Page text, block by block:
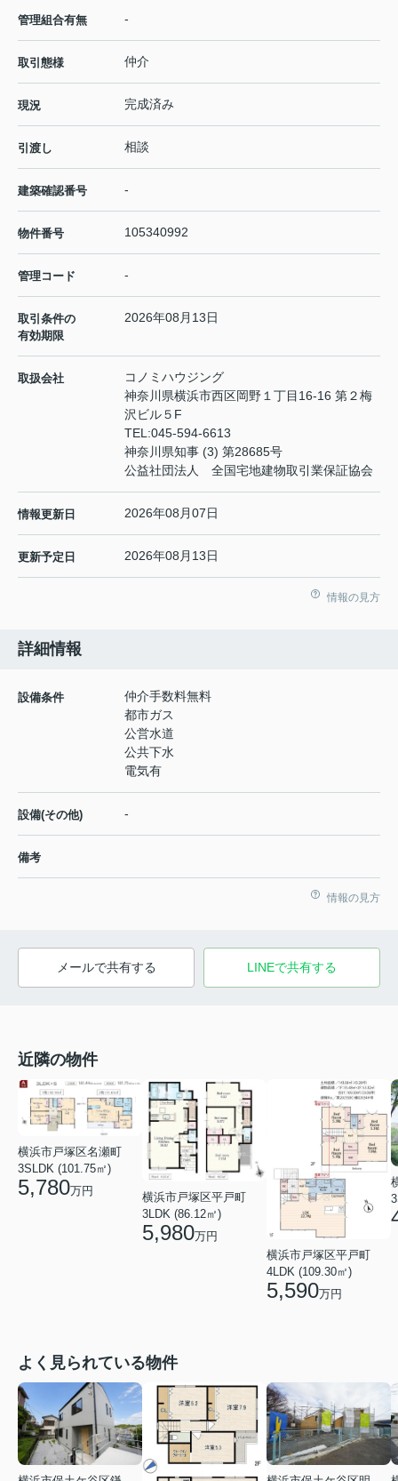
管理組合有無 -
取引態様 仲介
現況 完成済み
引渡し 相談
建築確認番号 -
物件番号 105340992
管理コード -
取引条件の
有効期限
2026年08月13日
取扱会社
コノミハウジング
神奈川県横浜市西区岡野１丁目16-16 第２梅
沢ビル５F
TEL:045-594-6613
神奈川県知事 (3) 第28685号
公益社団法人 全国宅地建物取引業保証協会
情報更新日 2026年08月07日
更新予定日 2026年08月13日
情報の見方
詳細情報
設備条件
仲介手数料無料
都市ガス
公営水道
公共下水
電気有
設備(その他) -
備考
情報の見方
メールで共有する LINEで共有する
近隣の物件
横浜市戸塚区名瀬町
3SLDK (101.75㎡)
5,780万円
横浜市戸塚区平戸町
3LDK (86.12㎡)
5,980万円
横浜市戸塚区平戸町
4LDK (109.30㎡)
5,590万円
よく見られている物件